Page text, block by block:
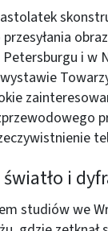
i w
światło i
studiów we